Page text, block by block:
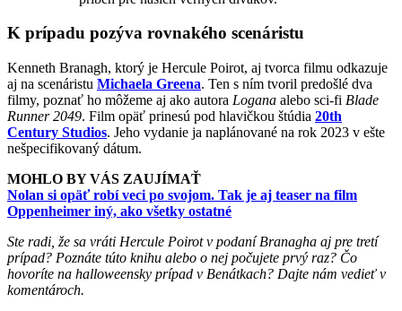
K prípadu pozýva rovnakého scenáristu
Kenneth Branagh, ktorý je Hercule Poirot, aj tvorca filmu odkazuje
aj na scenáristu Michaela Greena. Ten s ním tvoril predošlé dva
filmy, poznať ho môžeme aj ako autora Logana alebo sci-fi Blade
Runner 2049. Film opäť prinesú pod hlavičkou štúdia 20th
Century Studios. Jeho vydanie ja naplánované na rok 2023 v ešte
nešpecifikovaný dátum.
MOHLO BY VÁS ZAUJÍMAŤ
Nolan si opäť robí veci po svojom. Tak je aj teaser na film
Oppenheimer iný, ako všetky ostatné
Ste radi, že sa vráti Hercule Poirot v podaní Branagha aj pre tretí
prípad? Poznáte túto knihu alebo o nej počujete prvý raz? Čo
hovoríte na halloweensky prípad v Benátkach? Dajte nám vedieť v
komentároch.